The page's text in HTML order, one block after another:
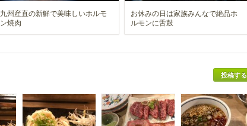
九州産直の新鮮で美味しいホルモ
ン焼肉
お休みの日は家族みんなで絶品ホ
ルモンに舌鼓
投稿する